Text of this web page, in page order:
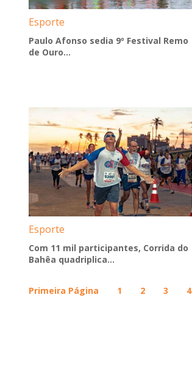
Esporte
Paulo Afonso sedia 9º Festival Remo
de Ouro...
Esporte
Com 11 mil participantes, Corrida do
Bahêa quadriplica...
Primeira Página 1 2 3 4